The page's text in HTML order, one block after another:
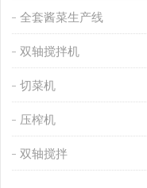
全套酱菜生产线
双轴搅拌机
切菜机
压榨机
双轴搅拌